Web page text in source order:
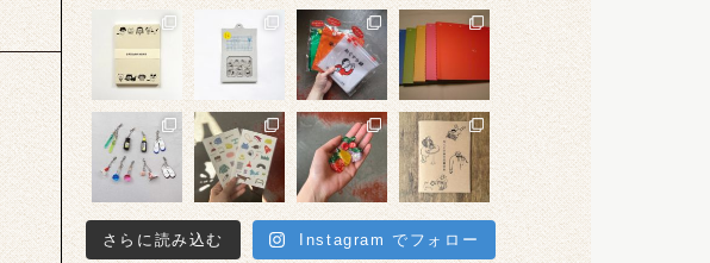
さらに読み込む Instagram でフォロー